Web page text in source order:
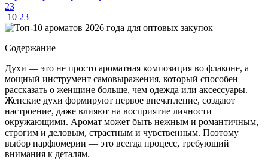
23
10 23
Содержание
Духи — это не просто ароматная композиция во флаконе, а
мощный инструмент самовыражения, который способен
рассказать о женщине больше, чем одежда или аксессуары.
Женские духи формируют первое впечатление, создают
настроение, даже влияют на восприятие личности
окружающими. Аромат может быть нежным и романтичным,
строгим и деловым, страстным и чувственным. Поэтому
выбор парфюмерии — это всегда процесс, требующий
внимания к деталям.